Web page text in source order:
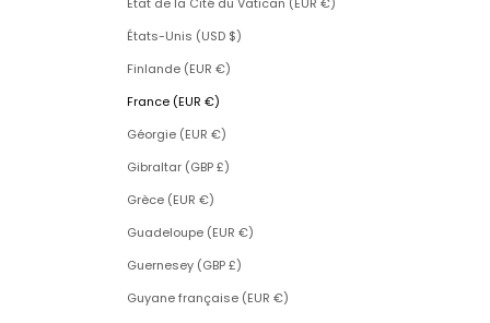
État de la Cité du Vatican (EUR €)
États-Unis (USD $)
Finlande (EUR €)
France (EUR €)
Géorgie (EUR €)
Gibraltar (GBP £)
Grèce (EUR €)
Guadeloupe (EUR €)
Guernesey (GBP £)
Guyane française (EUR €)